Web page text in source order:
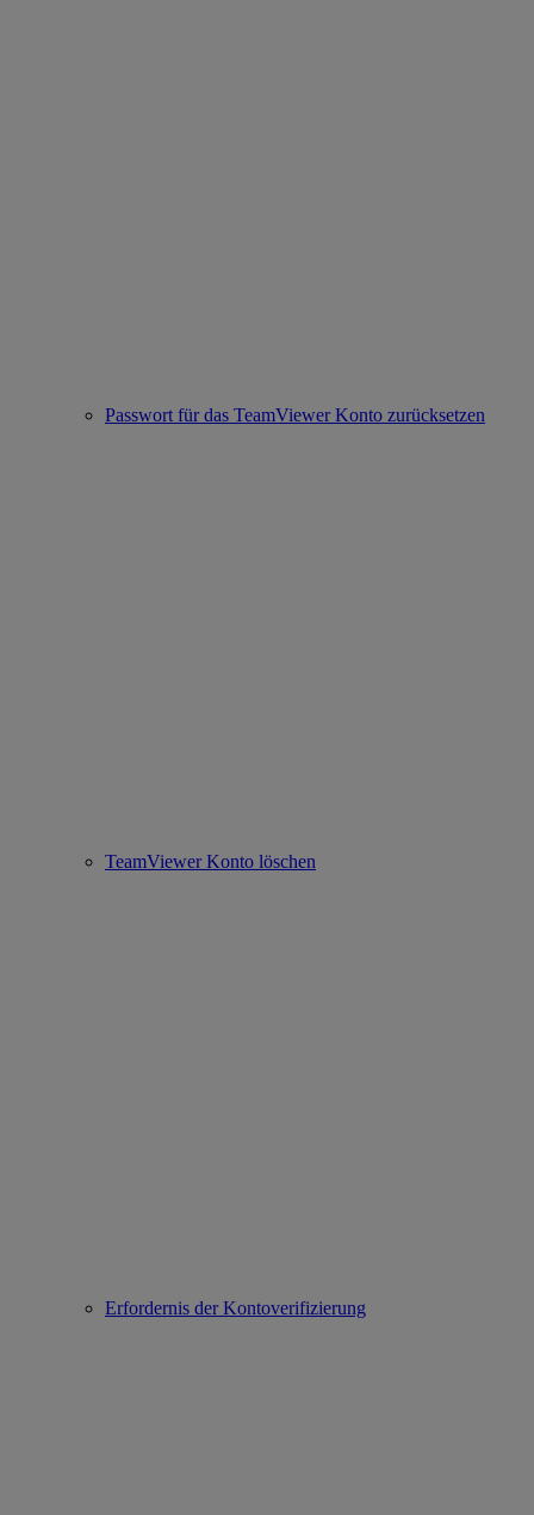
Passwort für das TeamViewer Konto zurücksetzen
TeamViewer Konto löschen
Erfordernis der Kontoverifizierung